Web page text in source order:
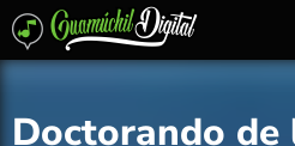
Doctorando de